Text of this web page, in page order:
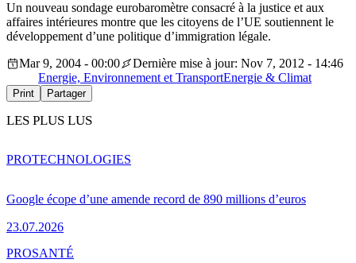
Un nouveau sondage eurobaromètre consacré à la justice et aux
affaires intérieures montre que les citoyens de l’UE soutiennent le
développement d’une politique d’immigration légale.
Mar 9, 2004 - 00:00
Dernière mise à jour: Nov 7, 2012 - 14:46
Energie, Environnement et TransportEnergie & Climat
Print Partager
LES PLUS LUS
Google écope d’une amende record de 890 millions d’euros
23.07.2026
PROTECHNOLOGIES
PROSANTÉ